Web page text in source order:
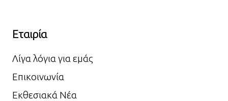
Εταιρία
Λίγα λόγια για εμάς
Επικοινωνία
Εκθεσιακά Νέα